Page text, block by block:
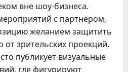
вне шоу-бизнеса.
с партнёром,
желанием защитить
от зрительских проекций.
публикует визуальные
где фигурируют